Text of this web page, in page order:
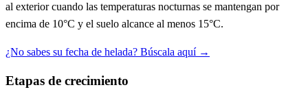
al exterior cuando las temperaturas nocturnas se mantengan por
encima de 10°C y el suelo alcance al menos 15°C.
¿No sabes su fecha de helada? Búscala aquí →
Etapas de crecimiento